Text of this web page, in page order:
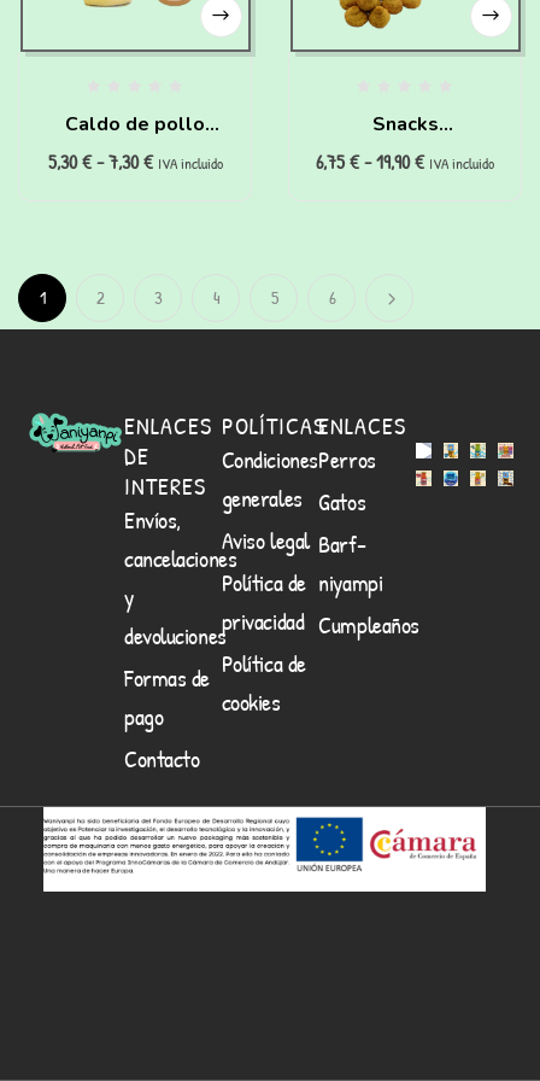
Caldo de pollo
“super hidratante”
5,30€ - 7,30€ IVA incluido
Snacks
hipoalergénicos
6,75€-19,90€ IVA incluido
1 2 3 4 5 6
ENLACES
DE
INTERES
Envíos,
cancelaciones
y
devoluciones
Formas de
pago
Contacto
POLÍTICAS
Condiciones
generales
Aviso legal
Política de
privacidad
Política de
cookies
ENLACES
Perros
Gatos
Barf-
niyampi
Cumpleaños